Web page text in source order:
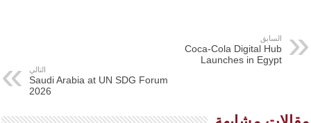
السابق
Coca-Cola Digital Hub
Launches in Egypt
التالي
Saudi Arabia at UN SDG Forum
2026